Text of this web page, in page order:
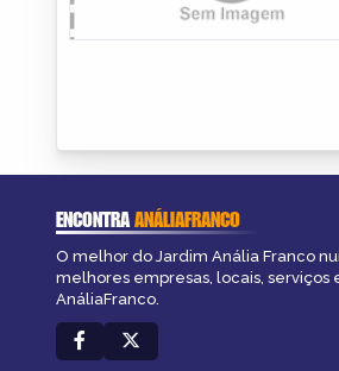
ENCONTRAANÁLIAFRANCO
O melhor do Jardim Anália Franco
melhores empresas, locais, serviços
AnáliaFranco.